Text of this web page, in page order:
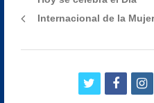
post:
Internacional de la Mujer
twitter